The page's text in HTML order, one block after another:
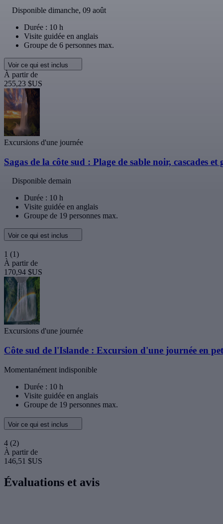
Disponible dimanche, 09 août
Durée : 10 h
Visite guidée en anglais
Groupe de 6 personnes max.
Voir ce qui est inclus
À partir de
255,23 $US
Excursions d'une journée
Sagas de la côte sud : Plage de sable noir, cascades et
Disponible demain
Durée : 10 h
Visite guidée en anglais
Groupe de 19 personnes max.
Voir ce qui est inclus
1 (1)
À partir de
170,94 $US
Excursions d'une journée
Côte sud de l'Islande : Excursion d'une journée en
Momentanément indisponible
Durée : 10 h
Visite guidée en anglais
Groupe de 19 personnes max.
Voir ce qui est inclus
4 (2)
À partir de
146,51 $US
Évaluations et avis